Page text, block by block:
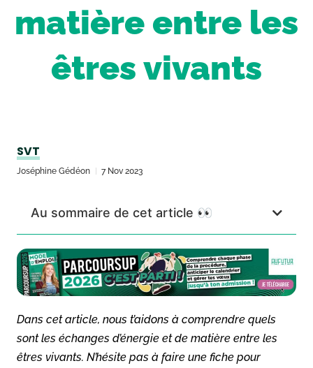
matière entre les
êtres vivants
SVT
Joséphine Gédéon 7 Nov 2023
Au sommaire de cet article 👀
Dans cet article, nous t’aidons à comprendre quels
sont les échanges d’énergie et de matière entre les
êtres vivants. N’hésite pas à faire une fiche pour